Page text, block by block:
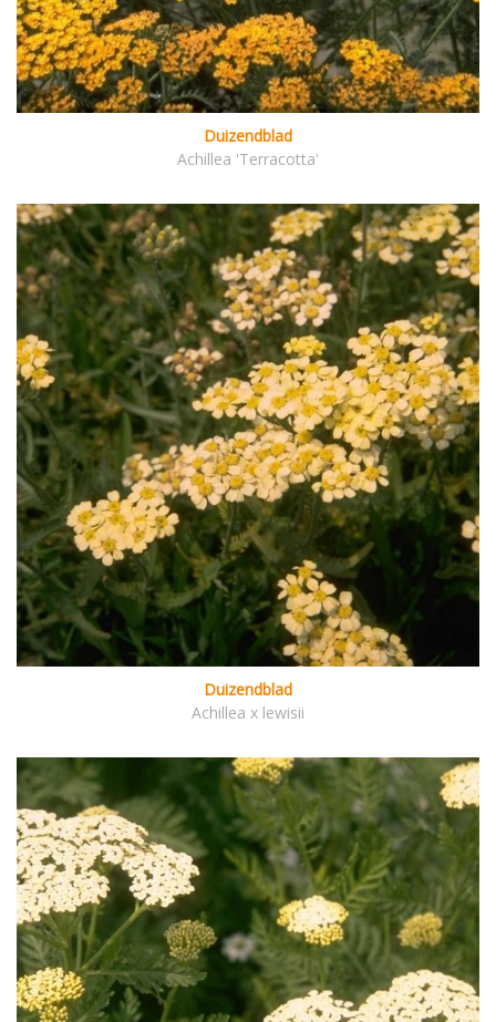
Duizendblad
Achillea 'Terracotta'
Duizendblad
Achillea x lewisii